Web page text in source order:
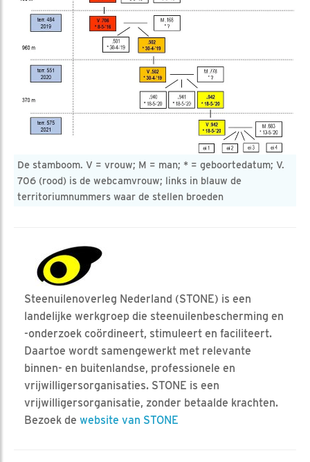
De stamboom. V = vrouw; M = man; * = geboortedatum; V.
706 (rood) is de webcamvrouw; links in blauw de
territoriumnummers waar de stellen broeden
Steenuilenoverleg Nederland (STONE) is een
landelijke werkgroep die steenuilenbescherming en
-onderzoek coördineert, stimuleert en faciliteert.
Daartoe wordt samengewerkt met relevante
binnen- en buitenlandse, professionele en
vrijwilligersorganisaties. STONE is een
vrijwilligersorganisatie, zonder betaalde krachten.
Bezoek de website van STONE